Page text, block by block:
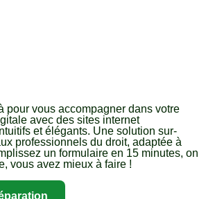
pour vous accompagner dans votre
avec des sites internet
et élégants. Une solution sur-
professionnels du droit, adaptée à
un formulaire en 15 minutes, on
vous avez mieux à faire !